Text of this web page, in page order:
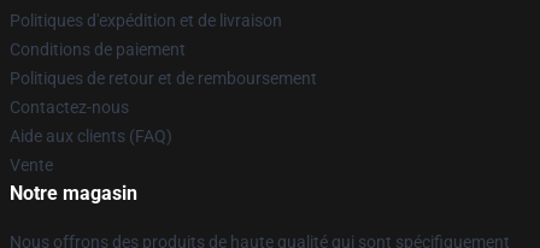
Politiques d'expédition et de livraison
Conditions de paiement
Politiques de retour et de remboursement
Contactez-nous
Aide aux clients (FAQ)
Vente
Notre magasin
Nous offrons des produits de haute qualité qui sont spécifiquement